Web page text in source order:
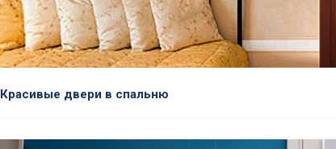
Красивые двери в спальню